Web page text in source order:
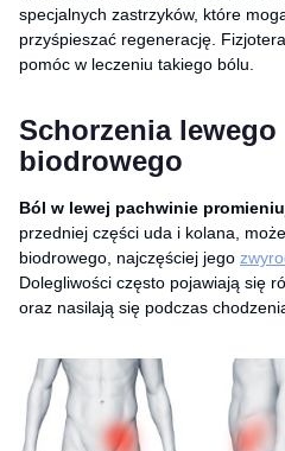
specjalnych zastrzyków, które
przyśpieszać regenerację.
pomóc w leczeniu takiego bólu.
Schorzenia lewego
biodrowego
Ból w lewej pachwinie
przedniej części uda i kolana,
biodrowego, najczęściej jego
Dolegliwości często pojawiają się
oraz nasilają się podczas